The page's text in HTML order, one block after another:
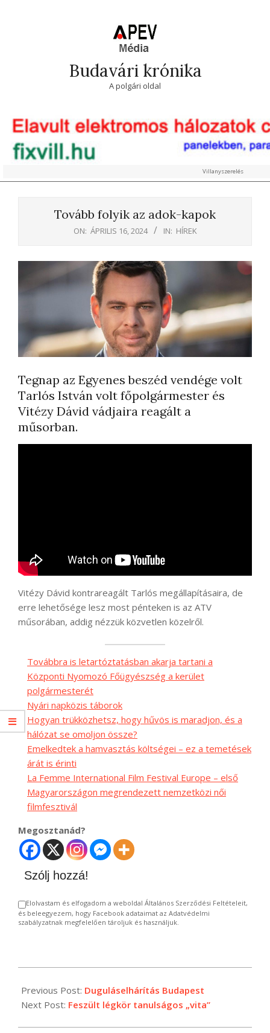
Budavári krónika
A polgári oldal
Villanyszerelés
Tovább folyik az adok-kapok
ON: ÁPRILIS 16, 2024 IN: HÍREK
Tegnap az Egyenes beszéd vendége volt
Tarlós István volt főpolgármester és
Vitézy Dávid vádjaira reagált a
műsorban.
Vitézy Dávid kontrareagált Tarlós megállapításaira, de
erre lehetősége lesz most pénteken is az ATV
műsorában, addig nézzük közvetlen közelről.
Továbbra is letartóztatásban akarja tartani a
Központi Nyomozó Főügyészség a kerület
polgármesterét
Nyári napközis táborok
Hogyan trükközhetsz, hogy hűvös is maradjon, és a
hálózat se omoljon össze?
Emelkedtek a hamvasztás költségei – ez a temetések
árát is érinti
La Femme International Film Festival Europe – első
Magyarországon megrendezett nemzetközi női
filmfesztivál
Megosztanád?
Szólj hozzá!
Elolvastam és elfogadom a weboldal Általános Szerződési Feltételeit,
és beleegyezem, hogy Facebook adataimat az Adatvédelmi
szabályzatnak megfelelően tároljuk és használjuk.
04-
16
Previous Post: Duguláselhárítás Budapest
Next Post: Feszült légkör tanulságos „vita”